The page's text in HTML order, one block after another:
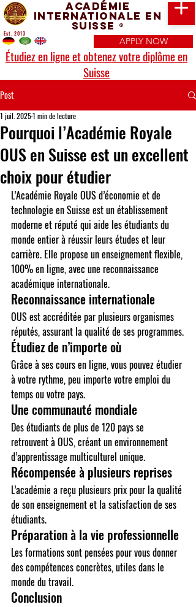
Académie
Internationale en
Suisse ®
APPLY NOW
Étudiez en ligne et obtenez votre diplôme en
Suisse
Est. 2013
Post
Pourquoi l’Académie Royale
OUS en Suisse est un excellent
choix pour étudier
1 juil. 20251 min de lecture
L’Académie Royale OUS d’économie et de
technologie en Suisse est un établissement
moderne et réputé qui aide les étudiants du
monde entier à réussir leurs études et leur
carrière. Elle propose un enseignement flexible,
100% en ligne, avec une reconnaissance
académique internationale.
Reconnaissance internationale
OUS est accréditée par plusieurs organismes
réputés, assurant la qualité de ses programmes.
Étudiez de n’importe où
Grâce à ses cours en ligne, vous pouvez étudier
à votre rythme, peu importe votre emploi du
temps ou votre pays.
Une communauté mondiale
Des étudiants de plus de 120 pays se
retrouvent à OUS, créant un environnement
d’apprentissage multiculturel unique.
Récompensée à plusieurs reprises
L’académie a reçu plusieurs prix pour la qualité
de son enseignement et la satisfaction de ses
étudiants.
Préparation à la vie professionnelle
Les formations sont pensées pour vous donner
des compétences concrètes, utiles dans le
monde du travail.
Conclusion